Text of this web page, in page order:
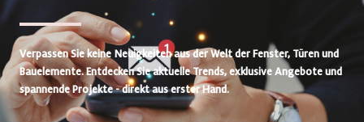
Verpassen Sie keine Neuigkeiten aus der Welt der Fenster, Türen und
Bauelemente. Entdecken Sie aktuelle Trends, exklusive Angebote und
spannende Projekte - direkt aus erster Hand.